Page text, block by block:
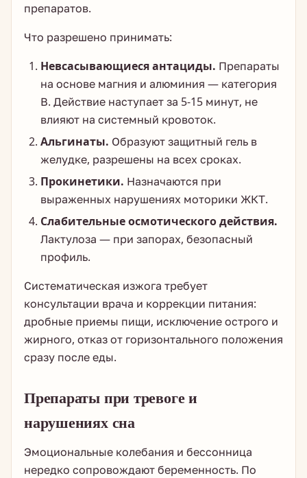
препаратов.
Что разрешено принимать:
Невсасывающиеся антациды. Препараты
на основе магния и алюминия — категория
В. Действие наступает за 5-15 минут, не
влияют на системный кровоток.
Альгинаты. Образуют защитный гель в
желудке, разрешены на всех сроках.
Прокинетики. Назначаются при
выраженных нарушениях моторики ЖКТ.
Слабительные осмотического действия.
Лактулоза — при запорах, безопасный
профиль.
Систематическая изжога требует
консультации врача и коррекции питания:
дробные приемы пищи, исключение острого и
жирного, отказ от горизонтального положения
сразу после еды.
Препараты при тревоге и
нарушениях сна
Эмоциональные колебания и бессонница
нередко сопровождают беременность. По